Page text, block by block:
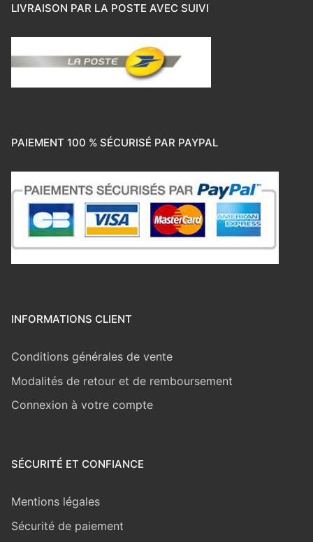
LIVRAISON PAR LA POSTE AVEC SUIVI
PAIEMENT 100 % SÉCURISÉ PAR PAYPAL
INFORMATIONS CLIENT
Conditions générales de vente
Modalités de retour et de remboursement
Connexion à votre compte
SÉCURITÉ ET CONFIANCE
Mentions légales
Sécurité de paiement